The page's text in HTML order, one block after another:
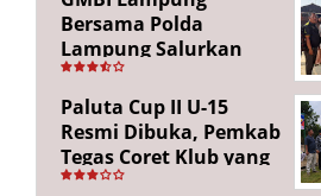
Out
Bersama Polda
Lampung Salurkan
Puluhan Paket
Sembako di
Bakauheni, Wujud
Kepedulian Sambut
HUT RI ke-81
Paluta Cup II U-15
Resmi Dibuka, Pemkab
Tegas Coret Klub yang
Gunakan Pemain Luar